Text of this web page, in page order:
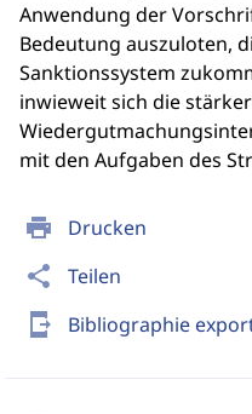
print Drucken
share Teilen
send_to_mobile Bibliographie
Anwendung der
Bedeutung auszuloten,
Sanktionssystem
inwieweit sich die
mit den Aufgaben des